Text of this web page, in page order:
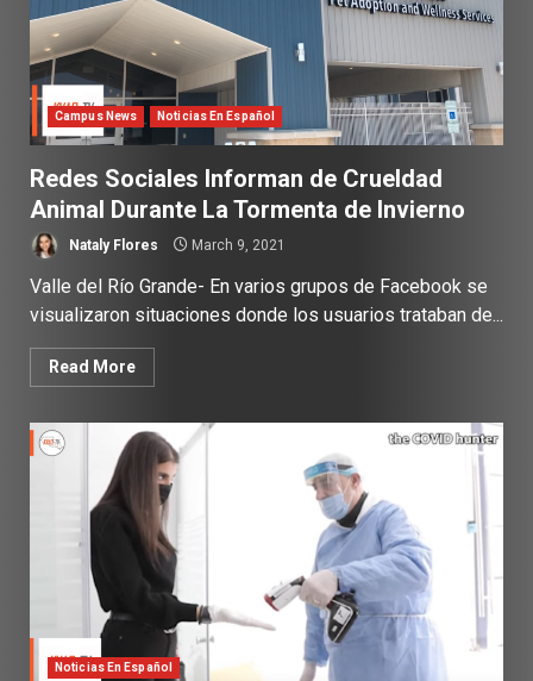
Campus News Noticias En Español
Redes Sociales Informan de Crueldad
Animal Durante La Tormenta de Invierno
Nataly Flores March 9, 2021
Valle del Río Grande- En varios grupos de Facebook se
visualizaron situaciones donde los usuarios trataban de...
Read More
Noticias En Español